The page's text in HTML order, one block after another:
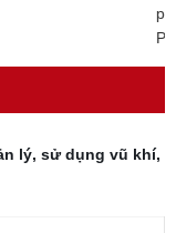
hình phạt tù tại
lý, sử dụng vũ khí,